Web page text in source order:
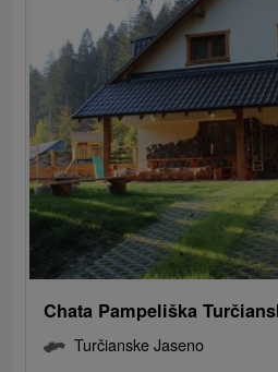
Chata Pampeliška
Turčianske Jaseno